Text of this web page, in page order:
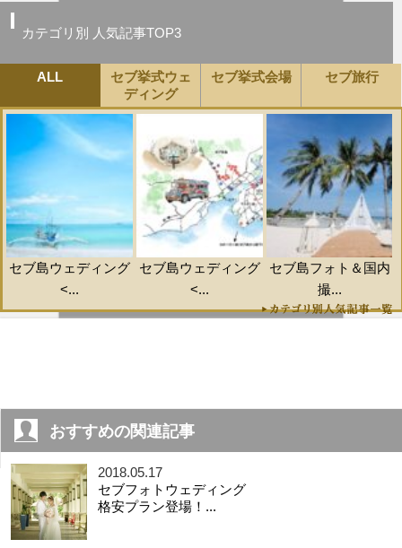
カテゴリ別 人気記事TOP3
ALL
セブ挙式ウェ
ディング
セブ挙式会場 セブ旅行
セブ島ウェディング
<...
セブ島ウェディング
<...
セブ島フォト＆国内
撮...
おすすめの関連記事
2018.05.17
セブフォトウェディング
格安プラン登場！...